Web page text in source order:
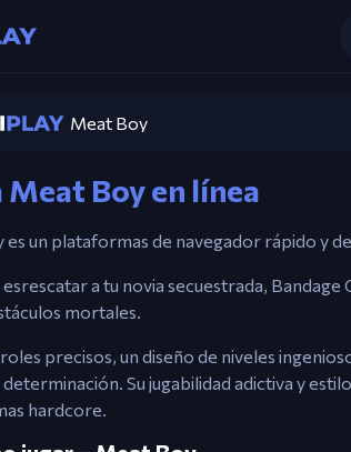
Meat Boy
Meat Boy en línea
es un plataformas de navegador rápido y
esrescatar a tu novia secuestrada,
mortales.
precisos, un diseño de niveles
Su jugabilidad adictiva y
hardcore.